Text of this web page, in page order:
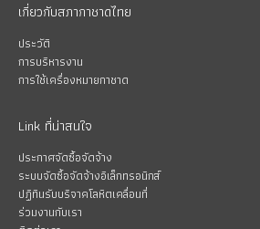
เกี่ยวกับสภากาชาดไทย
ประวัติ
การบริหารงาน
การใช้เครื่องหมายกาชาด
Link ที่น่าสนใจ
ประกาศจัดซื้อจัดจ้าง
ระบบจัดซื้อจัดจ้างอิเล็กทรอนิกส์
ปฏิทินรับบริจาคโลหิตเคลื่อนที่
ร่วมงานกับเรา